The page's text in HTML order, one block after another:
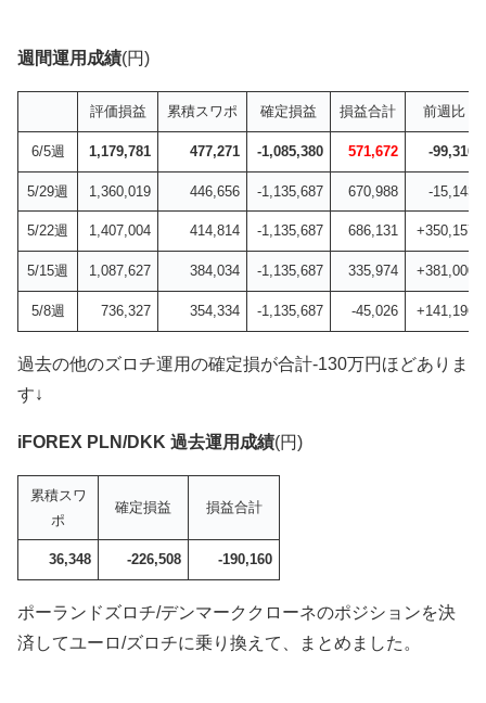
週間運用成績(円)
評価損益 累積スワポ 確定損益 損益合計 前週比
6/5週 1,179,781 477,271 -1,085,380 571,672 -99,316
5/29週 1,360,019 446,656 -1,135,687 670,988 -15,143
5/22週 1,407,004 414,814 -1,135,687 686,131 +350,157
5/15週 1,087,627 384,034 -1,135,687 335,974 +381,000
5/8週 736,327 354,334 -1,135,687 -45,026 +141,196
過去の他のズロチ運用の確定損が合計-130万円ほどありま
す↓
iFOREX PLN/DKK 過去運用成績(円)
累積スワ
ポ
確定損益 損益合計
36,348 -226,508 -190,160
ポーランドズロチ/デンマーククローネのポジションを決
済してユーロ/ズロチに乗り換えて、まとめました。